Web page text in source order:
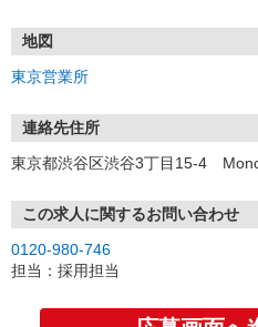
①応募から3営業日を目安に、メー
★スマホでWEB面接（LINEなど）
す
③面接実施（履歴書不要）
※ご希望があれば、職場見学の調整
お気軽にご応募ください♪
地図
東京営業所
連絡先住所
東京都渋谷区渋谷3丁目15-4
この求人に関するお問い合わせ
0120-980-746
担当：採用担当